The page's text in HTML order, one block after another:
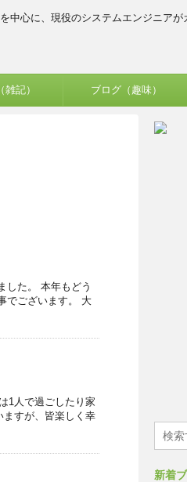
心に、現役のシステムエンジニア
記） ブログ（趣味）
した。 本年もどう
でございます。 大
1人で過ごしたり家
すが、皆楽しく幸
新着